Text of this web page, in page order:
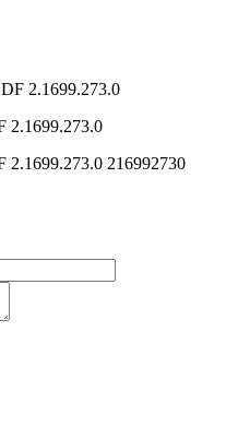
2.1699.273.0
2.1699.273.0 216992730